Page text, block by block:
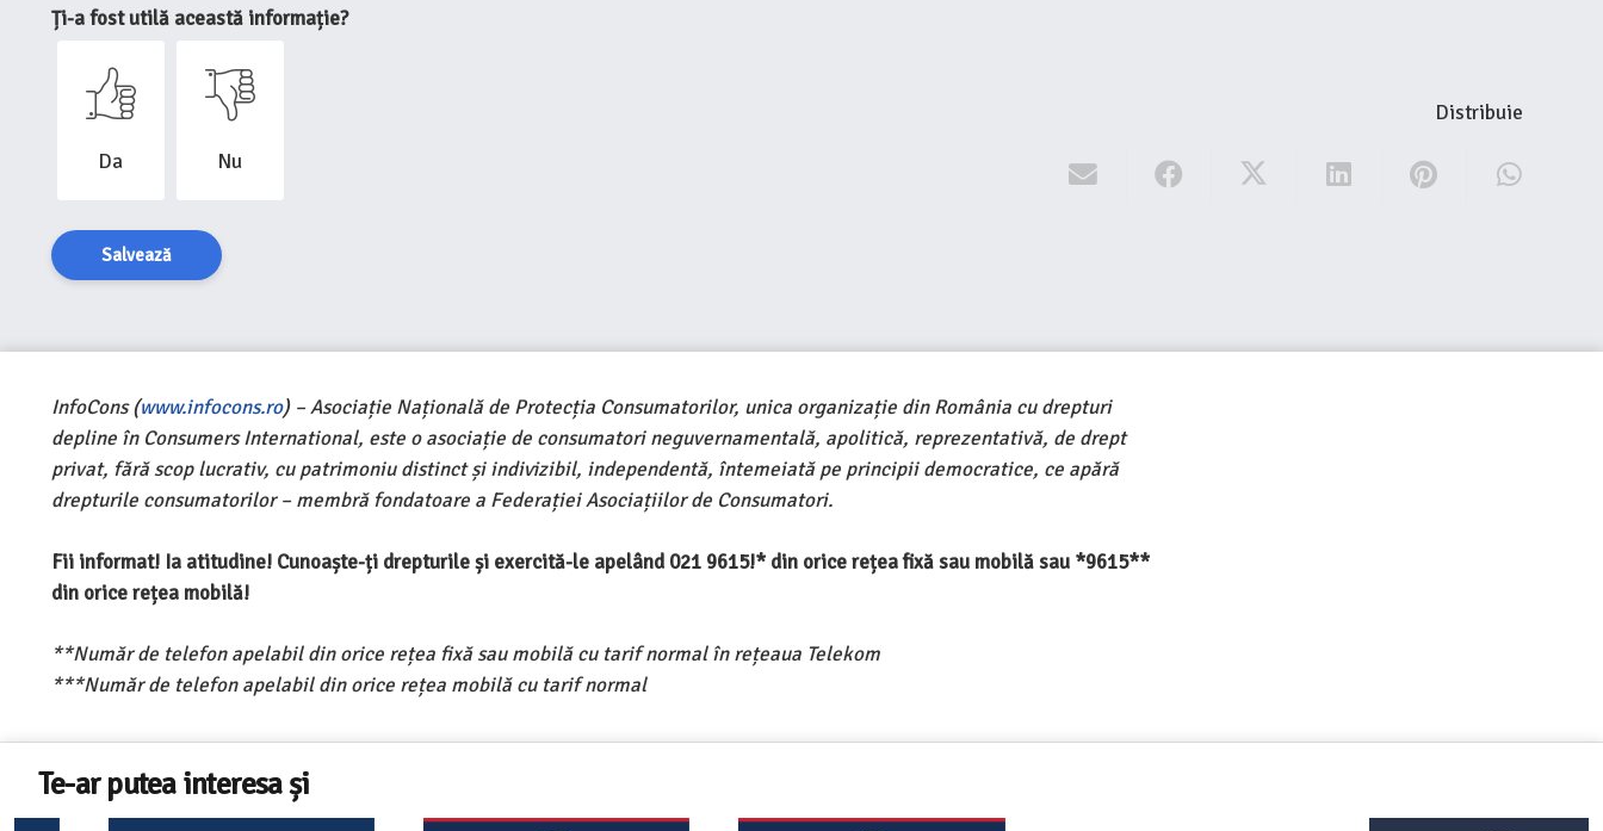
Ți-a fost utilă această informație?
Da Nu
Salvează
Distribuie
InfoCons (www.infocons.ro) – Asociație Națională de Protecția Consumatorilor, unica organizație din România cu drepturi
depline în Consumers International, este o asociație de consumatori neguvernamentală, apolitică, reprezentativă, de drept
privat, fără scop lucrativ, cu patrimoniu distinct și indivizibil, independentă, întemeiată pe principii democratice, ce apără
drepturile consumatorilor – membră fondatoare a Federației Asociațiilor de Consumatori.
Fii informat! Ia atitudine! Cunoaște-ți drepturile și exercită-le apelând 021 9615!* din orice rețea fixă sau mobilă sau *9615**
din orice rețea mobilă!
**Număr de telefon apelabil din orice rețea fixă sau mobilă cu tarif normal în rețeaua Telekom
***Număr de telefon apelabil din orice rețea mobilă cu tarif normal
Te-ar putea interesa și